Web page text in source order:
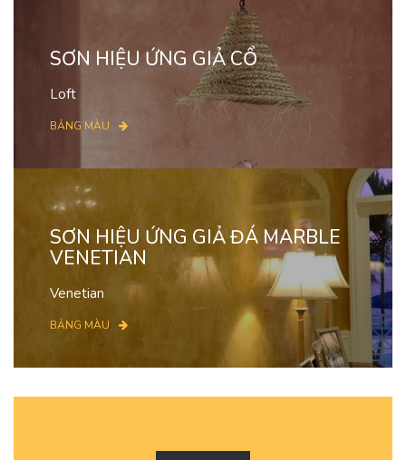
SƠN HIỆU ỨNG GIẢ CỔ
Loft
BẢNG MÀU
SƠN HIỆU ỨNG GIẢ ĐÁ MARBLE
VENETIAN
Venetian
BẢNG MÀU